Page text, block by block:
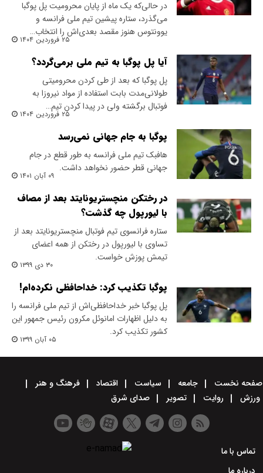
در حالی‌که یک ماه از پایان محرومیت پل پوگبا
می‌گذرد، ستاره پیشین تیم ملی فرانسه و
یوونتوس هنوز مقصد بعدی‌اش را انتخاب…
۲۵ فروردین ۱۴۰۴
آیا پل پوگبا به تیم ملی برمی‌گردد؟
پل پوگبا که بعد از طی کردن محرومیتی
‌طولانی‌مدت بابت استفاده از مواد نیروزا به
فوتبال برگشته ولی در ‌پیدا کردن تیم…
۲۵ فروردین ۱۴۰۴
پوگبا به جام جهانی نمی‌رسد
هافبک تیم ملی فرانسه به طور قطع در جام
جهانی قطر حضور نخواهد داشت.
۰۹ آبان ۱۴۰۱
در رختکن منچستریونایتد بعد از مصاف
با لیورپول چه گذشت؟
ستاره فرانسوی تیم فوتبال منچستریونایتد بعد از
تساوی با لیورپول در رختکن از همه اعضای
تیمش پوزش خواست.
۳۰ دی ۱۳۹۹
پوگبا تکذیب کرد: خداحافظی نکرده‌ام!
پل پوگبا خبر خداحافظی‌اش از تیم ملی فرانسه را
به دلیل اظهارات امانوئل مکرون رئیس جمهور این
کشور تکذیب کرد.
۰۵ آبان ۱۳۹۹
صفحه نخست جامعه سیاست اقتصاد
فرهنگ و هنر
ورزش
روایت تصویر صدای شرق
تماس با ما